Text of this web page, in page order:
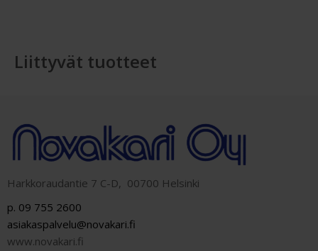
Liittyvät tuotteet
Harkkoraudantie 7 C-D, 00700 Helsinki
p. 09 755 2600
asiakaspalvelu@novakari.fi
www.novakari.fi